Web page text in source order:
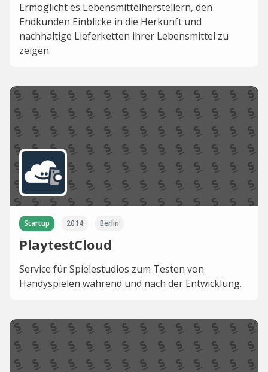
Ermöglicht es Lebensmittelherstellern, den
Endkunden Einblicke in die Herkunft und
nachhaltige Lieferketten ihrer Lebensmittel zu
zeigen.
Startup 2014 Berlin
PlaytestCloud
Service für Spielestudios zum Testen von
Handyspielen während und nach der Entwicklung.